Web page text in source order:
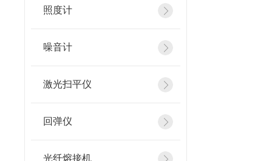
照度计
噪音计
激光扫平仪
回弹仪
光纤熔接机